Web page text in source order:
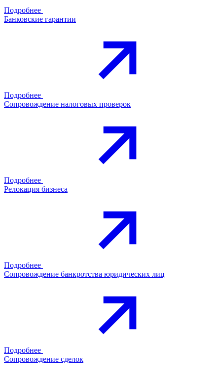
Подробнее
Банковские гарантии
Подробнее
Сопровождение налоговых проверок
Подробнее
Релокация бизнеса
Подробнее
Сопровождение банкротства юридических лиц
Подробнее
Сопровождение сделок